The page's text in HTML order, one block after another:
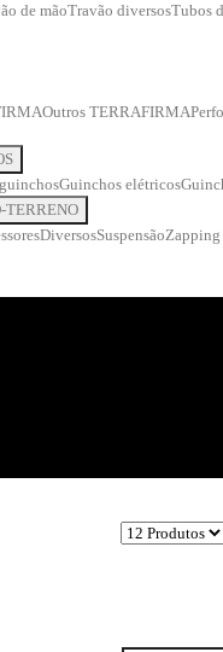
de mãoTravão diversosTubos
Outros TERRAFIRMA
Guinchos elétricos
TERRENO
DiversosSuspensãoZapping